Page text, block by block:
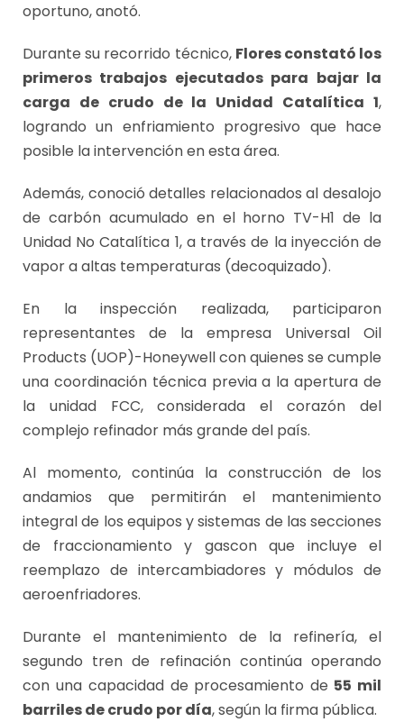
oportuno, anotó.
Durante su recorrido técnico, Flores constató los
primeros trabajos ejecutados para bajar la
carga de crudo de la Unidad Catalítica 1,
logrando un enfriamiento progresivo que hace
posible la intervención en esta área.
Además, conoció detalles relacionados al desalojo
de carbón acumulado en el horno TV-H1 de la
Unidad No Catalítica 1, a través de la inyección de
vapor a altas temperaturas (decoquizado).
En la inspección realizada, participaron
representantes de la empresa Universal Oil
Products (UOP)-Honeywell con quienes se cumple
una coordinación técnica previa a la apertura de
la unidad FCC, considerada el corazón del
complejo refinador más grande del país.
Al momento, continúa la construcción de los
andamios que permitirán el mantenimiento
integral de los equipos y sistemas de las secciones
de fraccionamiento y gascon que incluye el
reemplazo de intercambiadores y módulos de
aeroenfriadores.
Durante el mantenimiento de la refinería, el
segundo tren de refinación continúa operando
con una capacidad de procesamiento de 55 mil
barriles de crudo por día, según la firma pública.